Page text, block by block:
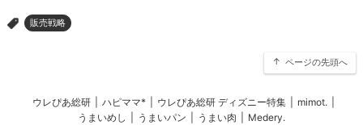
> 販売戦略
ページの先頭へ
ウレぴあ総研 ハピママ* ウレぴあ総研 ディズニー特集 mimot.
うまいめし
うまいパン うまい肉 Medery.